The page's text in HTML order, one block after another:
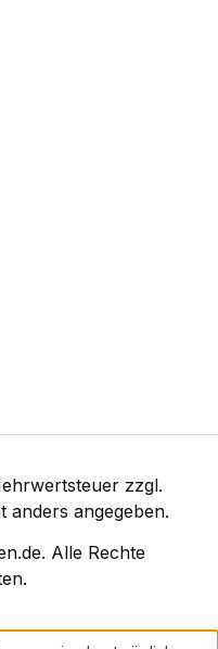
zzgl.
anders angegeben.
Alle Rechte